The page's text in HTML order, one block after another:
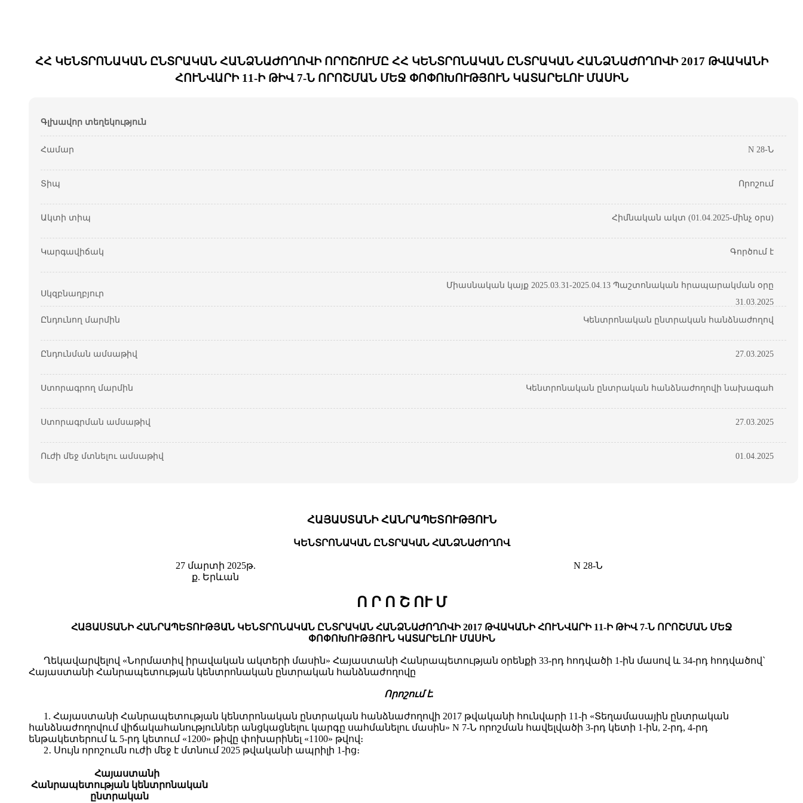
ՀՀ ԿԵՆՏՐՈՆԱԿԱՆ ԸՆՏՐԱԿԱՆ ՀԱՆՁՆԱԺՈՂՈՎԻ ՈՐՈՇՈՒՄԸ ՀՀ ԿԵՆՏՐՈՆԱԿԱՆ ԸՆՏՐԱԿԱՆ ՀԱՆՁՆԱԺՈՂՈՎԻ 2017 ԹՎԱԿԱՆԻ
ՀՈՒՆՎԱՐԻ 11-Ի ԹԻՎ 7-Ն ՈՐՈՇՄԱՆ ՄԵՋ ՓՈՓՈԽՈՒԹՅՈՒՆ ԿԱՏԱՐԵԼՈՒ ՄԱՍԻՆ
Գլխավոր տեղեկություն
Համար N 28-Ն
Տիպ Որոշում
Ակտի տիպ Հիմնական ակտ (01.04.2025-մինչ օրս)
Կարգավիճակ Գործում է
Սկզբնաղբյուր
Միասնական կայք 2025.03.31-2025.04.13 Պաշտոնական հրապարակման օրը
31.03.2025
Ընդունող մարմին
Կենտրոնական ընտրական հանձնաժողով
Ընդունման ամսաթիվ 27.03.2025
Ստորագրող մարմին Կենտրոնական ընտրական հանձնաժողովի նախագահ
Ստորագրման ամսաթիվ 27.03.2025
Ուժի մեջ մտնելու ամսաթիվ 01.04.2025
ՀԱՅԱՍՏԱՆԻ ՀԱՆՐԱՊԵՏՈՒԹՅՈՒՆ
ԿԵՆՏՐՈՆԱԿԱՆ ԸՆՏՐԱԿԱՆ ՀԱՆՁՆԱԺՈՂՈՎ
27 մարտի 2025թ.
ք. Երևան
N 28-Ն
Ո Ր Ո Շ ՈՒ Մ
ՀԱՅԱՍՏԱՆԻ ՀԱՆՐԱՊԵՏՈՒԹՅԱՆ ԿԵՆՏՐՈՆԱԿԱՆ ԸՆՏՐԱԿԱՆ ՀԱՆՁՆԱԺՈՂՈՎԻ 2017 ԹՎԱԿԱՆԻ ՀՈՒՆՎԱՐԻ 11-Ի ԹԻՎ 7-Ն ՈՐՈՇՄԱՆ ՄԵՋ
ՓՈՓՈԽՈՒԹՅՈՒՆ ԿԱՏԱՐԵԼՈՒ ՄԱՍԻՆ
Ղեկավարվելով «Նորմատիվ իրավական ակտերի մասին» Հայաստանի Հանրապետության օրենքի 33-րդ հոդվածի 1-ին մասով և 34-րդ հոդվածով`
Հայաստանի Հանրապետության կենտրոնական ընտրական հանձնաժողովը
Որոշում է.
1. Հայաստանի Հանրապետության կենտրոնական ընտրական հանձնաժողովի 2017 թվականի հունվարի 11-ի «Տեղամասային ընտրական
հանձնաժողովում վիճակահանություններ անցկացնելու կարգը սահմանելու մասին» N 7-Ն որոշման հավելվածի 3-րդ կետի 1-ին, 2-րդ, 4-րդ
ենթակետերում և 5-րդ կետում «1200» թիվը փոխարինել «1100» թվով։
2․ Սույն որոշումն ուժի մեջ է մտնում 2025 թվականի ապրիլի 1-ից։
Հայաստանի
Հանրապետության կենտրոնական
ընտրական